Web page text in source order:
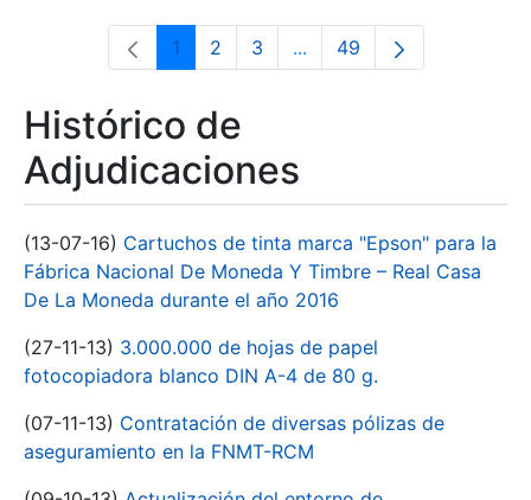
Página
1 Página
2 Página
3 ...Páginas intermedias Use
Página
49
Histórico de
Adjudicaciones
(13-07-16) Cartuchos de tinta marca "Epson" para la
Fábrica Nacional De Moneda Y Timbre – Real Casa
De La Moneda durante el año 2016
(27-11-13) 3.000.000 de hojas de papel
fotocopiadora blanco DIN A-4 de 80 g.
(07-11-13) Contratación de diversas pólizas de
aseguramiento en la FNMT-RCM